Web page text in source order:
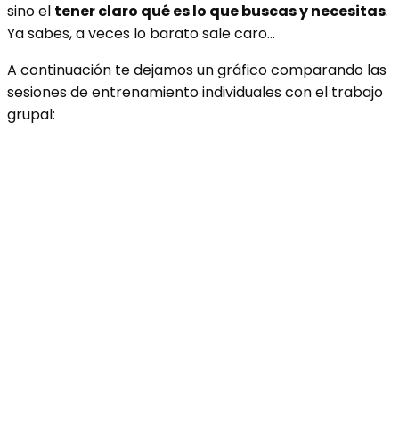
sino el tener claro qué es lo que buscas y necesitas.
Ya sabes, a veces lo barato sale caro…
A continuación te dejamos un gráfico comparando las
sesiones de entrenamiento individuales con el trabajo
grupal: